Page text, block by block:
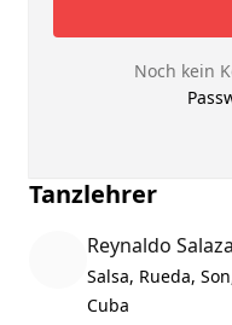
Noch kein
Tanzlehrer
Reynaldo
Cuba